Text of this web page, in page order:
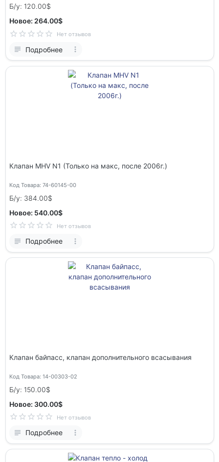
Б/у: 120.00$
Новое: 264.00$
Нет отзывов
Подробнее
Клапан MHV N1 (Только на макс, после 2006г.)
Код Товара: 74-60145-00
Б/у: 384.00$
Новое: 540.00$
Нет отзывов
Подробнее
Клапан байпасс, клапан дополнительного всасывания
Код Товара: 14-00303-02
Б/у: 150.00$
Новое: 300.00$
Нет отзывов
Подробнее